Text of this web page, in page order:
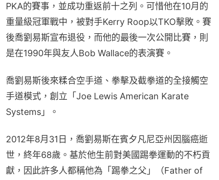
PKA的賽事，並成功重返前十之列。可惜他在10月的
重量級冠軍戰中，被對手Kerry Roop以TKO擊敗。賽
後喬劉易斯宣布退役，而他的最後一次公開比賽，則
是在1990年與友人Bob Wallace的表演賽。
喬劉易斯後來糅合空手道、拳擊及截拳道的全接觸空
手道模式，創立「Joe Lewis American Karate
Systems」。
2012年8月31日，喬劉易斯在賓夕凡尼亞州因腦癌逝
世，終年68歲。基於他生前對美國踢拳運動的不朽貢
獻，因此許多人都稱他為「踢拳之父」（Father of